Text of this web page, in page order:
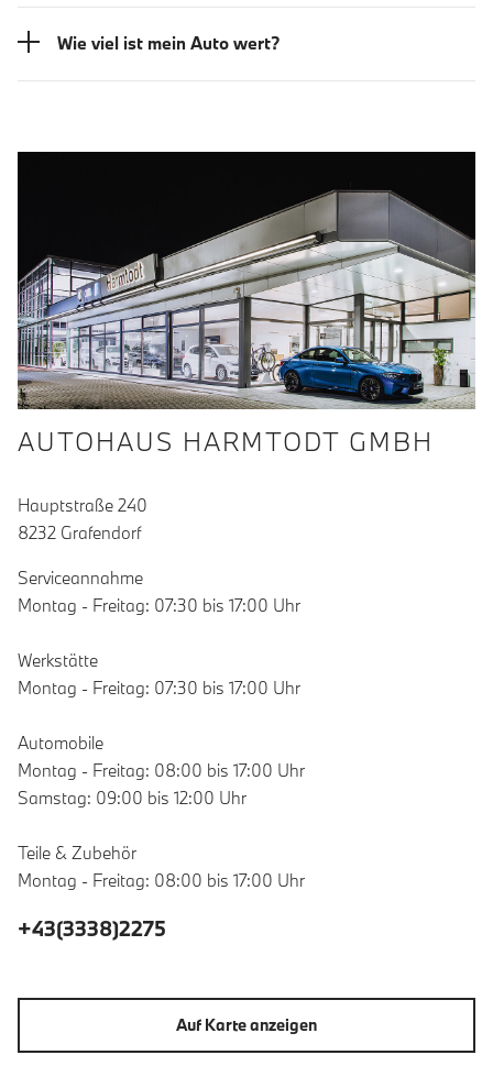
Wie viel ist mein Auto wert?
AUTOHAUS HARMTODT GMBH
Hauptstraße 240
8232 Grafendorf
Serviceannahme
Montag - Freitag: 07:30 bis 17:00 Uhr
Werkstätte
Montag - Freitag: 07:30 bis 17:00 Uhr
Automobile
Montag - Freitag: 08:00 bis 17:00 Uhr
Samstag: 09:00 bis 12:00 Uhr
Teile & Zubehör
Montag - Freitag: 08:00 bis 17:00 Uhr
+43(3338)2275
Auf Karte anzeigen